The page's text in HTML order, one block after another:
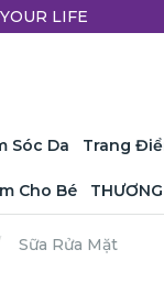
LIFE
Sóc Da Trang
Cho Bé
Sữa Rửa Mặt